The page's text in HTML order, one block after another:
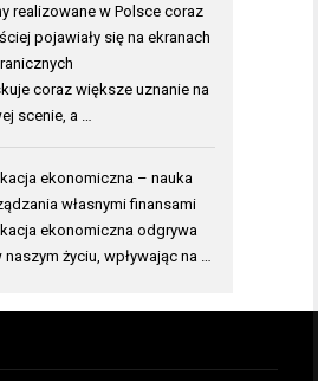
realizowane w Polsce coraz
pojawiały się na ekranach
coraz większe uznanie na
scenie, a …
ekonomiczna – nauka
własnymi finansami
ekonomiczna odgrywa
życiu, wpływając na …